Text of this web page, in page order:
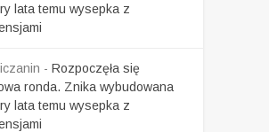
lata temu wysepka z
- Rozpoczęła się
ronda. Znika wybudowana
lata temu wysepka z